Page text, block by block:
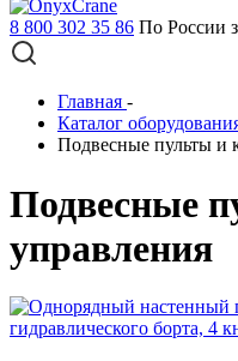
8 800 302 35 86 По России
Главная -
Каталог
Подвесные пульты и
Подвесные
управления